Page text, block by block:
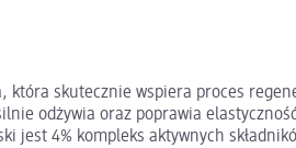
skutecznie wspiera proces
odżywia oraz poprawia
4% kompleks aktywnych